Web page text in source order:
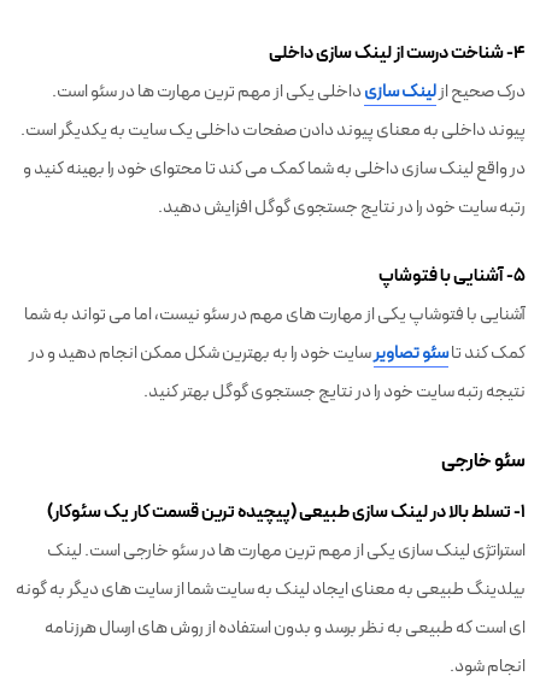
۴- شناخت درست از لینک سازی داخلی
درک صحیح ازلینک سازیداخلی یکی از مهم ترین مهارت ها در سئو است.
پیوند داخلی به معنای پیوند دادن صفحات داخلی یک سایت به یکدیگر است.
در واقع لینک سازی داخلی به شما کمک می کند تا محتوای خود را بهینه کنید و
رتبه سایت خود را در نتایج جستجوی گوگل افزایش دهید.
۵- آشنایی با فتوشاپ
آشنایی با فتوشاپ یکی از مهارت های مهم در سئو نیست، اما می تواند به شما
کمک کند تاسئو تصاویرسایت خود را به بهترین شکل ممکن انجام دهید و در
نتیجه رتبه سایت خود را در نتایج جستجوی گوگل بهتر کنید.
سئو خارجی
۱- تسلط بالا در لینک سازی طبیعی (پیچیده ترین قسمت کار یک سئوکار)
استراتژی لینک سازییکی از مهم ترین مهارت ها در سئو خارجی است. لینک
بیلدینگ طبیعی به معنای ایجاد لینک به سایت شما از سایت های دیگر به گونه
ای است که طبیعی به نظر برسد و بدون استفاده از روش های ارسال هرزنامه
انجام شود.